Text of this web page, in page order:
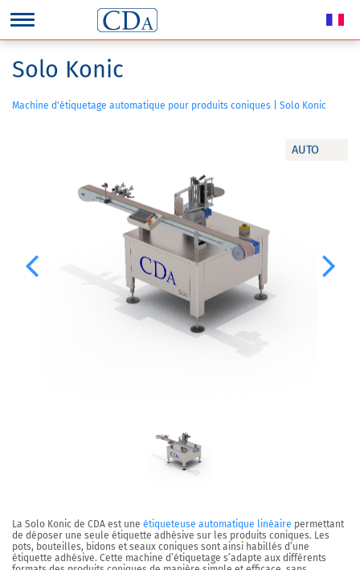
AUTO
Previous Next
Solo Konic
Machine d'étiquetage automatique pour produits coniques | Solo Konic
La Solo Konic de CDA est une étiqueteuse automatique linéaire permettant
de déposer une seule étiquette adhésive sur les produits coniques. Les
pots, bouteilles, bidons et seaux coniques sont ainsi habillés d’une
étiquette adhésive. Cette machine d’étiquetage s’adapte aux différents